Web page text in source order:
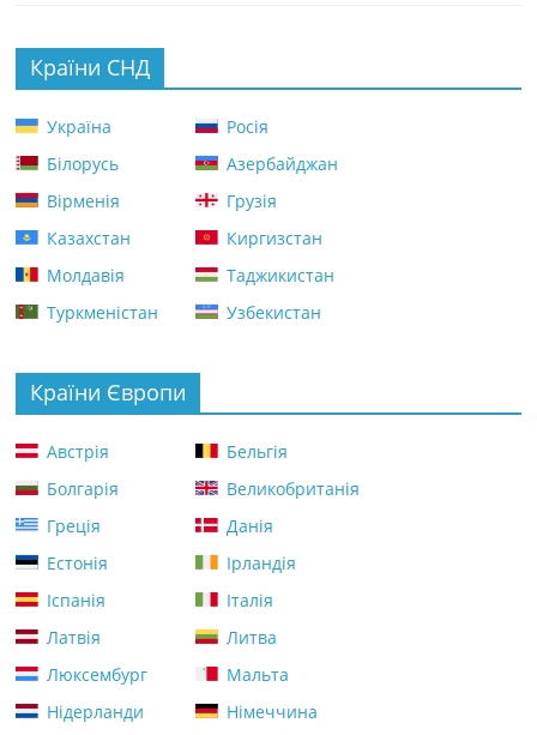
Країни СНД
Україна
Росія
Білорусь
Азербайджан
Вірменія
Грузія
Казахстан
Киргизстан
Молдавія
Таджикистан
Туркменістан
Узбекистан
Країни Європи
Австрія
Бельгія
Болгарія
Великобританія
Греція
Данія
Естонія
Ірландія
Іспанія
Італія
Латвія
Литва
Люксембург
Мальта
Нідерланди
Німеччина